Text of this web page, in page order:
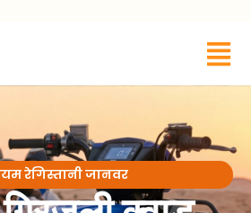
रेगिस्तानी जानवर